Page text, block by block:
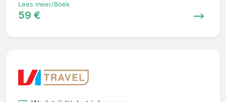
Lees meer/Boek
59 €